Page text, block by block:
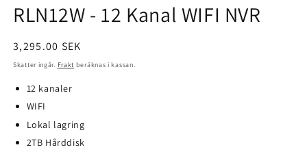
RLN12W - 12 Kanal WIFI NVR
Ordinarie
pris
3,295.00 SEK
Skatter ingår. Frakt beräknas i kassan.
12 kanaler
WIFI
Lokal lagring
2TB Hårddisk